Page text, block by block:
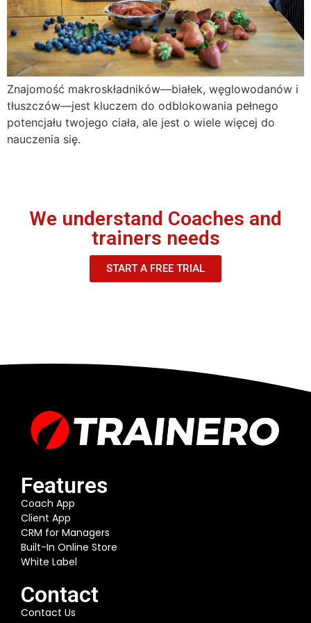
Znajomość makroskładników—białek, węglowodanów i
tłuszczów—jest kluczem do odblokowania pełnego
potencjału twojego ciała, ale jest o wiele więcej do
nauczenia się.
We understand Coaches and
trainers needs
START A FREE TRIAL
Features
Coach App
Client App
CRM for Managers
Built-In Online Store
White Label
Contact
Contact Us